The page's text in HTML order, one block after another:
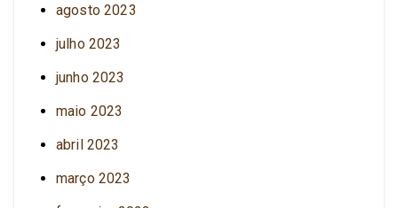
agosto 2023
julho 2023
junho 2023
maio 2023
abril 2023
março 2023